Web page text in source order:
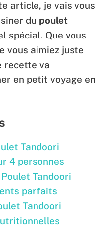
article, je vais vous
du poulet
spécial. Que vous
vous aimiez juste
recette va
en petit voyage en
Tandoori
4 personnes
Tandoori
parfaits
Tandoori